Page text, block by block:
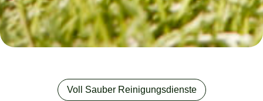
Voll Sauber Reinigungsdienste